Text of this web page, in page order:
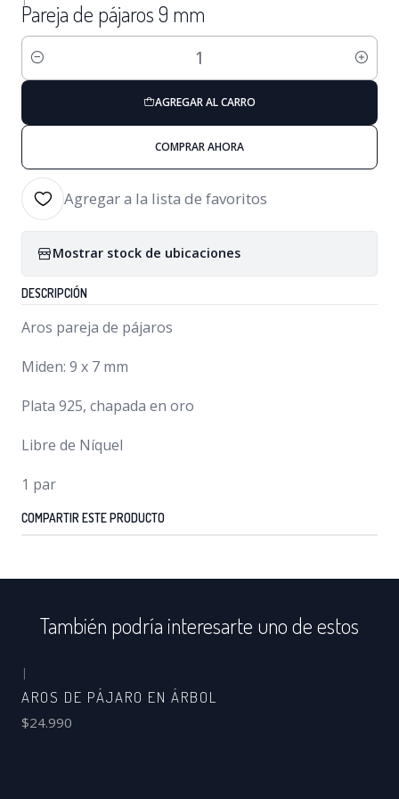
Pareja de pájaros 9 mm
Cantidad
AGREGAR AL CARRO
COMPRAR AHORA
Agregar a la lista de favoritos
Mostrar stock de ubicaciones
DESCRIPCIÓN
Aros pareja de pájaros
Miden: 9 x 7 mm
Plata 925, chapada en oro
Libre de Níquel
1 par
COMPARTIR ESTE PRODUCTO
También podría interesarte uno de estos
|
AROS DE PÁJARO EN ÁRBOL
$24.990